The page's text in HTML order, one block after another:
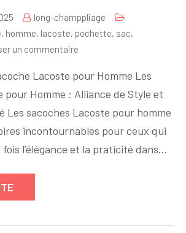
long-champpliage
, homme, lacoste, pochette, sac,
un commentaire
Lacoste
pour
Homme
:
Alliance
Fonctionnalité
Lacoste pour Homme Les
pour Homme : Alliance de Style et
Les sacoches Lacoste pour homme
incontournables pour ceux qui
l’élégance et la praticité dans…